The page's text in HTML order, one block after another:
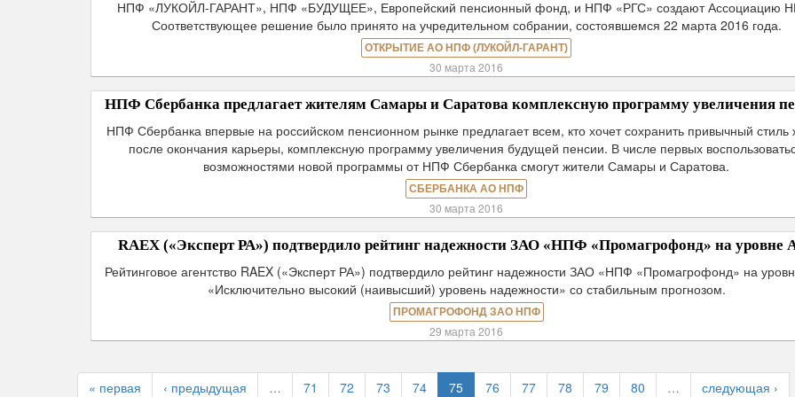
НПФ «ЛУКОЙЛ-ГАРАНТ», НПФ «БУДУЩЕЕ», Европейский пенсионный фонд, и НПФ «РГС» создают Ассоциацию
Соответствующее решение было принято на учредительном собрании, состоявшемся 22 марта 2016 года.
ОТКРЫТИЕ АО НПФ (ЛУКОЙЛ-ГАРАНТ)
30 марта 2016
НПФ Сбербанка предлагает жителям Самары и Саратова комплексную программу увеличения
НПФ Сбербанка впервые на российском пенсионном рынке предлагает всем, кто хочет сохранить привычный стиль
после окончания карьеры, комплексную программу увеличения будущей пенсии. В числе первых
возможностями новой программы от НПФ Сбербанка смогут жители Самары и Саратова.
СБЕРБАНКА АО НПФ
30 марта 2016
RAEX («Эксперт РА») подтвердило рейтинг надежности ЗАО «НПФ «Промагрофонд» на уровне
Рейтинговое агентство RAEX («Эксперт РА») подтвердило рейтинг надежности ЗАО «НПФ «Промагрофонд» на
«Исключительно высокий (наивысший) уровень надежности» со стабильным прогнозом.
ПРОМАГРОФОНД ЗАО НПФ
29 марта 2016
« первая ‹ предыдущая … 71 72 73 74 75 76 77 78 79 80 … следующая ›